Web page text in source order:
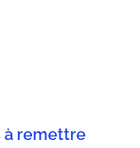
à remettre